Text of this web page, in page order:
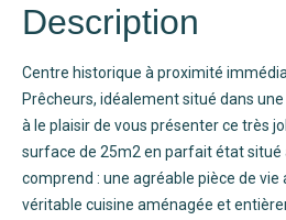
Description
Centre historique à proximité
Prêcheurs, idéalement situé dans
à le plaisir de vous présenter ce très
surface de 25m2 en parfait état situé
comprend : une agréable pièce de vie
véritable cuisine aménagée et